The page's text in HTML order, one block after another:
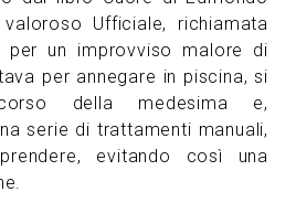
valoroso Ufficiale, richiamata
per un improvviso malore di
per annegare in piscina, si
della medesima e,
serie di trattamenti manuali,
evitando così una